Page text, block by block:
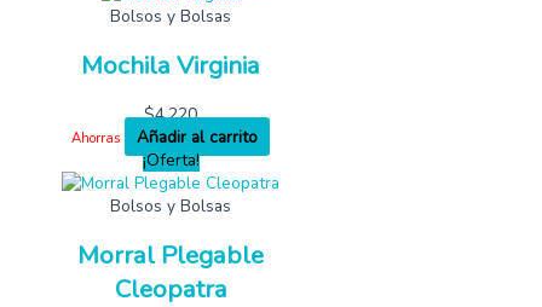
Bolsos y Bolsas
Mochila Virginia
$4,220
Ahorras
Añadir al carrito
¡Oferta!
Bolsos y Bolsas
Morral Plegable
Cleopatra